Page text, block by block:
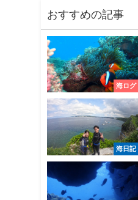
おすすめの記事
海ログ
海日記